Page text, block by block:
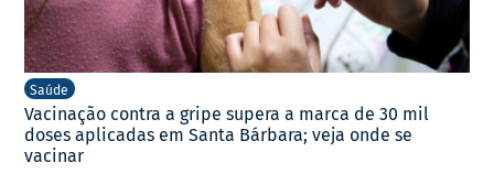
Saúde
Vacinação contra a gripe supera a marca de 30 mil
doses aplicadas em Santa Bárbara; veja onde se
vacinar